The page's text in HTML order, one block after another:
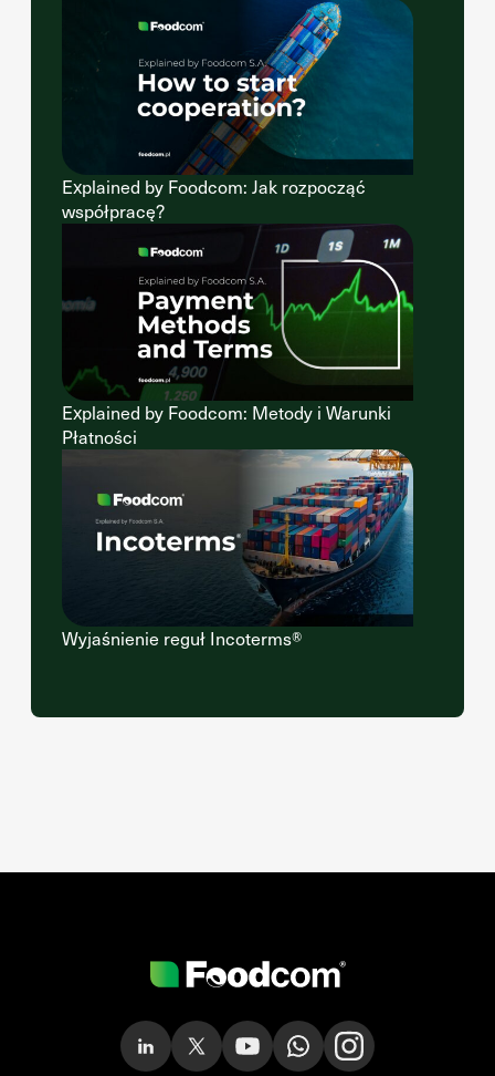
Explained by Foodcom: Jak rozpocząć
współpracę?
Explained by Foodcom: Metody i Warunki
Płatności
Wyjaśnienie reguł Incoterms®